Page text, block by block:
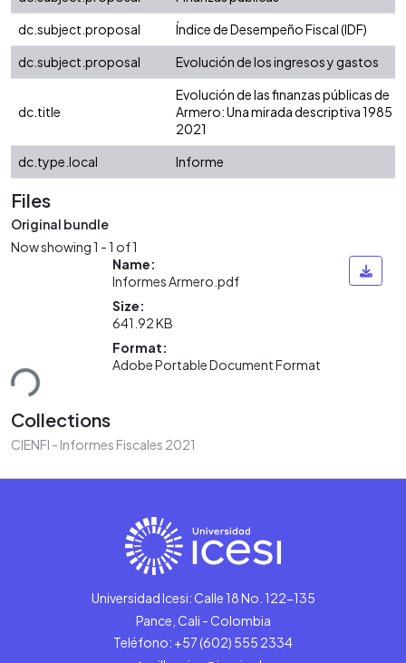
dc.subject.proposal
Índice de Desempeño Fiscal (IDF)
dc.subject.proposal
Evolución de los ingresos y gastos
dc.title
Evolución de las finanzas públicas de
Armero: Una mirada descriptiva 1985 -
2021
dc.type.local
Informe
Files
Original bundle
Now showing1 - 1 of 1
Name:
Informes Armero.pdf
Size:
641.92 KB
Format:
Adobe Portable Document Format
Collections
CIENFI - Informes Fiscales 2021
Universidad Icesi: Calle 18 No. 122-135
Pance, Cali - Colombia
Teléfono: +57 (602) 555 2334